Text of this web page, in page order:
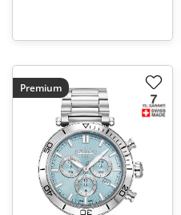
Premium